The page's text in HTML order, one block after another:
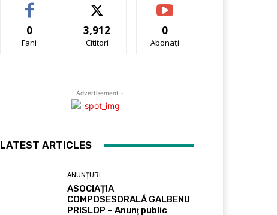
0
Fani
3,912
Cititori
0
Abonați
- Advertisement -
LATEST ARTICLES
ANUNȚURI
ASOCIAȚIA
COMPOSESORALĂ GALBENU
PRISLOP – Anunţ public